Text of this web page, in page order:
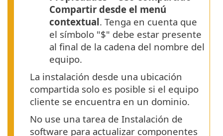
Compartir desde el menú
contextual. Tenga en cuenta que
el símbolo "$" debe estar presente
al final de la cadena del nombre del
equipo.
La instalación desde una ubicación
compartida solo es posible si el equipo
cliente se encuentra en un dominio.
No use una tarea de Instalación de
software para actualizar componentes